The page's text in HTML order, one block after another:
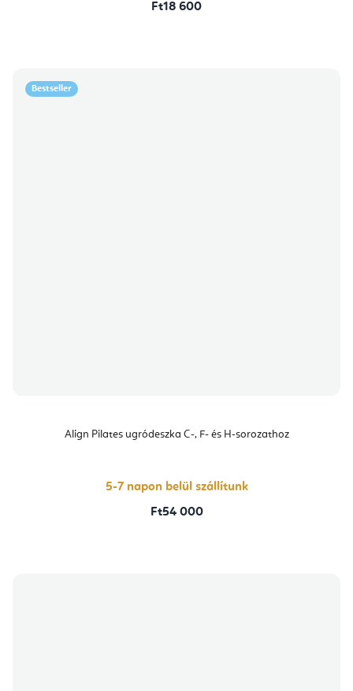
Ft18 600
Bestseller
Align Pilates ugródeszka C-, F- és H-sorozathoz
5-7 napon belül szállítunk
Ft54 000